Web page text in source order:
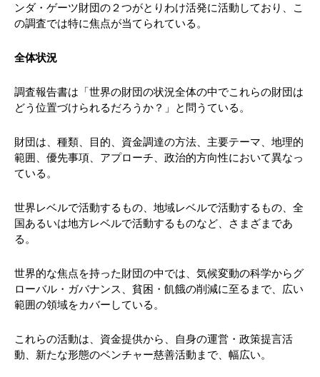
ンダ・ゲーツ財団の２つがとりわけ活発に活動しており、こ
の調査では特に焦点が当てられている。
全体状況
調査報告書は「世界の財団の状況全体の中でこれらの財団は
どう位置づけられるだろうか？」と問うている。
財団は、種類、目的、資金調達の方法、主要テーマ、地理的
範囲、優先事項、アプローチ、政治的方向性において異なっ
ている。
世界レベルで活動するもの、地域レベルで活動するもの、全
国あるいは地方レベルで活動するものなど、さまざまであ
る。
世界的な焦点を持った財団の中では、気候変動の科学からグ
ローバル・ガバナンス、貧困・飢餓の削減に至るまで、広い
範囲の領域をカバーしている。
これらの活動は、資金提供から、自身の運営・政策提言活
動、新たな形態のベンチャー慈善活動まで、幅広い。